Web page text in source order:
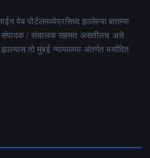
वेब पोर्टलमध्येप्रसिध्द झालेल्या बातम्या
संपादक / संचालक सहमत असतीलच असे
तो मुंबई न्यायालया अंतर्गत मर्यादित